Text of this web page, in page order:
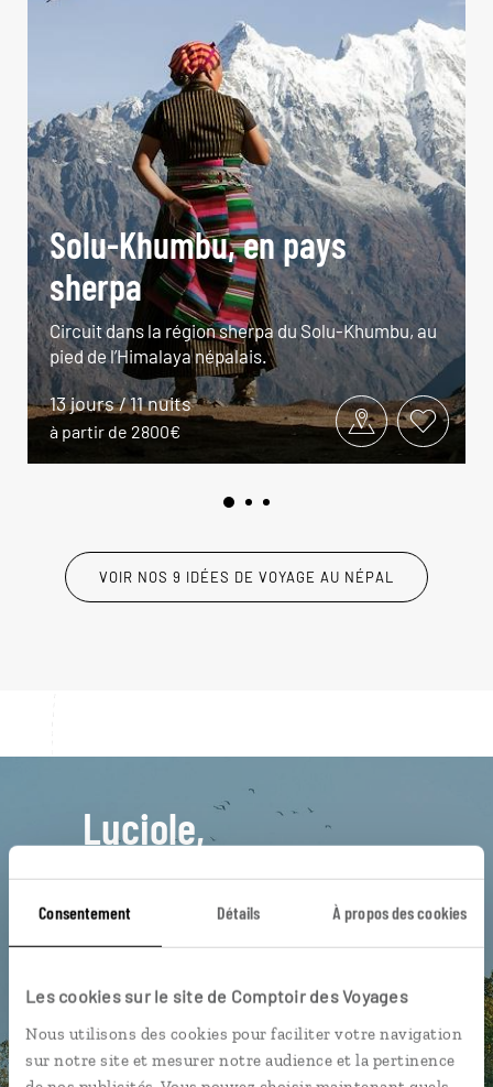
Consentement Détails À propos des cookies
Les cookies sur le site de Comptoir des Voyages
Nous utilisons des cookies pour faciliter votre navigation
sur notre site et mesurer notre audience et la pertinence
Solu-Khumbu, en pays
sherpa
Circuit dans la région sherpa du Solu-Khumbu, au
pied de l’Himalaya népalais.
13 jours / 11 nuits
à partir de 2800€
VOIR NOS 9 IDÉES DE VOYAGE AU NÉPAL
Luciole,
L’itinéraire vers votre maison
d'hôtes en 1 clic
Notre sélection de restaurants de
momos
Les plus beaux temples
bouddhiques géolocalisés